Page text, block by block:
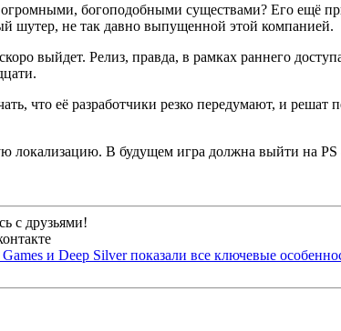
богоподобными существами? Его ещё
шутер, не так давно выпущенной этой компанией.
выйдет. Релиз, правда, в рамках раннего
что её разработчики резко передумают, и решат
локализацию. В будущем игра должна выйти на
с друзьями!
и Deep Silver показали все ключевые